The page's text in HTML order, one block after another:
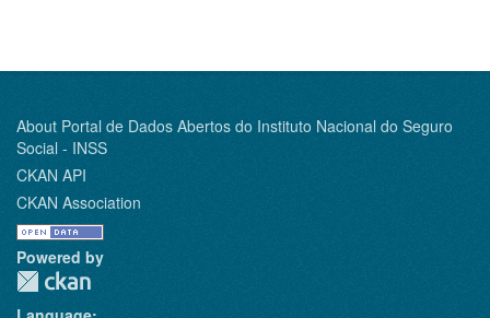
About Portal de Dados Abertos do Instituto Nacional do Seguro
Social - INSS
CKAN API
CKAN Association
Powered by